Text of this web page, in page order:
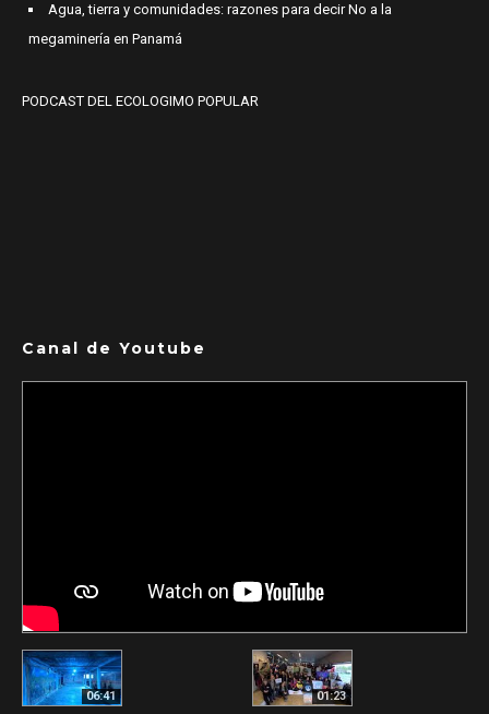
Agua, tierra y comunidades: razones para decir No a la
megaminería en Panamá
PODCAST DEL ECOLOGIMO POPULAR
Canal de Youtube
06:41 01:23